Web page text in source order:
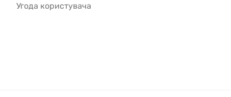
Угода користувача